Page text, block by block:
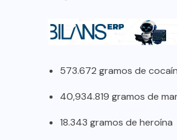
573.672 gramos de
40,934.819 gramos de
18.343 gramos de heroína